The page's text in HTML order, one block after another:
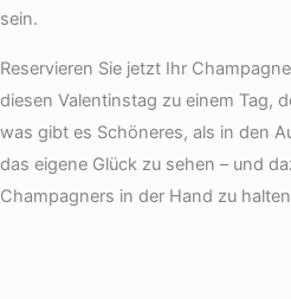
sein.
Reservieren Sie jetzt Ihr
diesen Valentinstag zu einem Tag,
was gibt es Schöneres, als in den
das eigene Glück zu sehen – und
Champagners in der Hand zu